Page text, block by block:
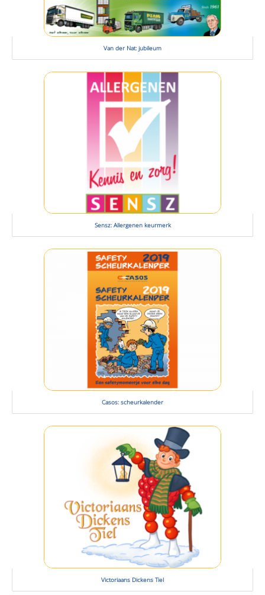
Van der Nat: jubileum
Sensz: Allergenen keurmerk
Casos: scheurkalender
Victoriaans Dickens Tiel